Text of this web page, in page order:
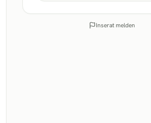
Inserat melden